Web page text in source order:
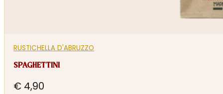
RUSTICHELLA D'ABRUZZO
SPAGHETTINI
€ 4,90